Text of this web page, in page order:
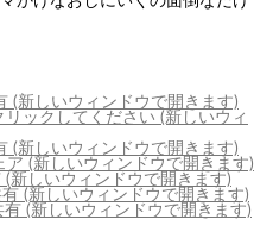
(新しいウィンドウで開きます)
ックしてください (新しいウィ
(新しいウィンドウで開きます)
(新しいウィンドウで開きます)
新しいウィンドウで開きます)
(新しいウィンドウで開きます)
(新しいウィンドウで開きます)